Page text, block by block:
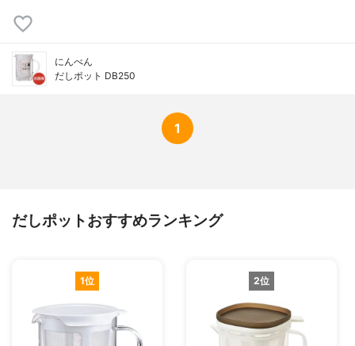
にんべん
だしポット DB250
1
だしポットおすすめランキング
1位 2位